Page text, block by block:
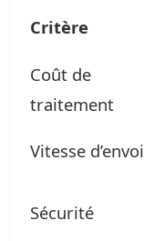
Critère
Coût de
traitement
Vitesse d’envoi
Sécurité